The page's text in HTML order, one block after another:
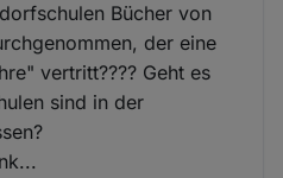
Bücher von
der eine
vertritt???? Geht es
sind in der